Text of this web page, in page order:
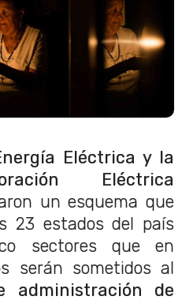
Eléctrica y la
Eléctrica
un esquema que
23 estados del país
sectores que en
serán sometidos al
administración de